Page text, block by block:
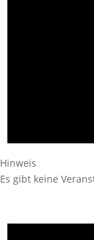
Hinweis
Es gibt keine